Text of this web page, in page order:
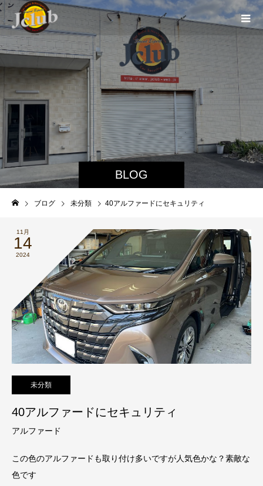
BLOG
ブログ 未分類 40アルファードにセキュリティ
11月
14
2024
未分類
40アルファードにセキュリティ
アルファード
この色のアルファードも取り付け多いですが人気色かな？素敵な
色です